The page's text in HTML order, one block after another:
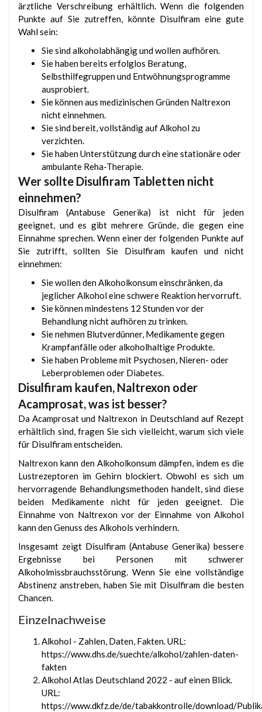
ärztliche Verschreibung erhältlich. Wenn die folgenden
Punkte auf Sie zutreffen, könnte Disulfiram eine gute
Wahl sein:
Sie sind alkoholabhängig und wollen aufhören.
Sie haben bereits erfolglos Beratung,
Selbsthilfegruppen und Entwöhnungsprogramme
ausprobiert.
Sie können aus medizinischen Gründen Naltrexon
nicht einnehmen.
Sie sind bereit, vollständig auf Alkohol zu
verzichten.
Sie haben Unterstützung durch eine stationäre oder
ambulante Reha-Therapie.
Wer sollte Disulfiram Tabletten nicht
einnehmen?
Disulfiram (Antabuse Generika) ist nicht für jeden
geeignet, und es gibt mehrere Gründe, die gegen eine
Einnahme sprechen. Wenn einer der folgenden Punkte auf
Sie zutrifft, sollten Sie Disulfiram kaufen und nicht
einnehmen:
Sie wollen den Alkoholkonsum einschränken, da
jeglicher Alkohol eine schwere Reaktion hervorruft.
Sie können mindestens 12 Stunden vor der
Behandlung nicht aufhören zu trinken.
Sie nehmen Blutverdünner, Medikamente gegen
Krampfanfälle oder alkoholhaltige Produkte.
Sie haben Probleme mit Psychosen, Nieren- oder
Leberproblemen oder Diabetes.
Disulfiram kaufen, Naltrexon oder
Acamprosat, was ist besser?
Da Acamprosat und Naltrexon in Deutschland auf Rezept
erhältlich sind, fragen Sie sich vielleicht, warum sich viele
für Disulfiram entscheiden.
Naltrexon kann den Alkoholkonsum dämpfen, indem es die
Lustrezeptoren im Gehirn blockiert. Obwohl es sich um
hervorragende Behandlungsmethoden handelt, sind diese
beiden Medikamente nicht für jeden geeignet. Die
Einnahme von Naltrexon vor der Einnahme von Alkohol
kann den Genuss des Alkohols verhindern.
Insgesamt zeigt Disulfiram (Antabuse Generika) bessere
Ergebnisse bei Personen mit schwerer
Alkoholmissbrauchsstörung. Wenn Sie eine vollständige
Abstinenz anstreben, haben Sie mit Disulfiram die besten
Chancen.
Einzelnachweise
Alkohol - Zahlen, Daten, Fakten. URL:
https://www.dhs.de/suechte/alkohol/zahlen-daten-
fakten
Alkohol Atlas Deutschland 2022 - auf einen Blick.
URL:
https://www.dkfz.de/de/tabakkontrolle/download/